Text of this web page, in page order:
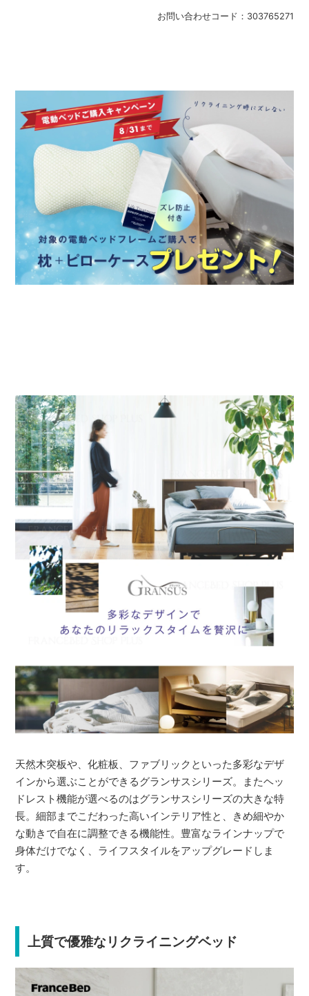
お問い合わせコード： 303765271
天然木突板や、化粧板、ファブリックといった多彩なデザ
インから選ぶことができるグランサスシリーズ。またヘッ
ドレスト機能が選べるのはグランサスシリーズの大きな特
長。細部までこだわった高いインテリア性と、きめ細やか
な動きで自在に調整できる機能性。豊富なラインナップで
身体だけでなく、ライフスタイルをアップグレードしま
す。
上質で優雅なリクライニングベッド